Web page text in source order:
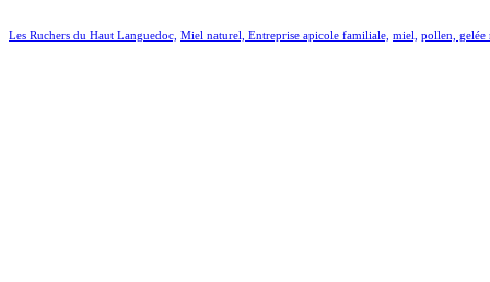
Les Ruchers du Haut Languedoc, Miel naturel, Entreprise apicole familiale, miel, pollen, gelée